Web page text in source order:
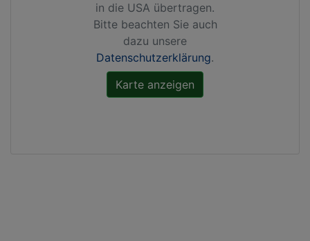
in die USA übertragen.
Bitte beachten Sie auch
dazu unsere
Datenschutzerklärung.